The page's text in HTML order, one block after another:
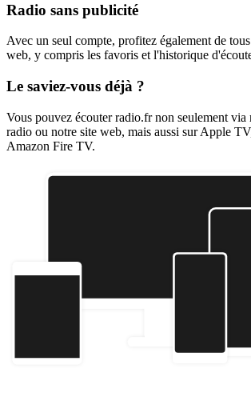
Radio sans publicité
Avec un seul compte, profitez également de
web, y compris les favoris et l'historique
Le saviez-vous déjà ?
Vous pouvez écouter radio.fr non seulement via
radio ou notre site web, mais aussi sur Apple
Amazon Fire TV.